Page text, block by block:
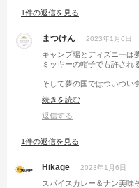
1件の返信を見る
まつけん 2023年1月6日
キャンプ場とディズニーは
ミッキーの帽子でも許され
そして夢の国ではついつ
だといいっすね😱💦笑笑
続きを読む
返信する
1件の返信を見る
Hikage 2023年1月6日
スパイスカレー＆ナン美味